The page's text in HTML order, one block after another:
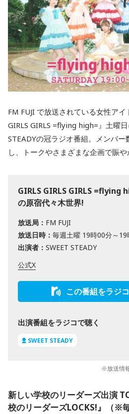
FM FUJI で放送されている女性アイ
GIRLS GIRLS =flying high=』土曜
STEADYの冠ラジオ番組。メンバ
し、トークやさまざまな企画で賑や
GIRLS GIRLS GIRLS =flying
の原宿代々木世界!
放送局： FM FUJI
放送日時： 毎週土曜 19時00分～19
出演者： SWEET STEADY
公式X
この番組をラジ
出演番組をラジコで聴く
SWEET STEADY
※放送情
新しい学校のリーダーズ出演
校のリーダーズLOCKS!』（※